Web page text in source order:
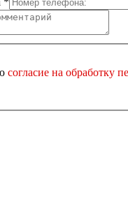
согласие на обработку